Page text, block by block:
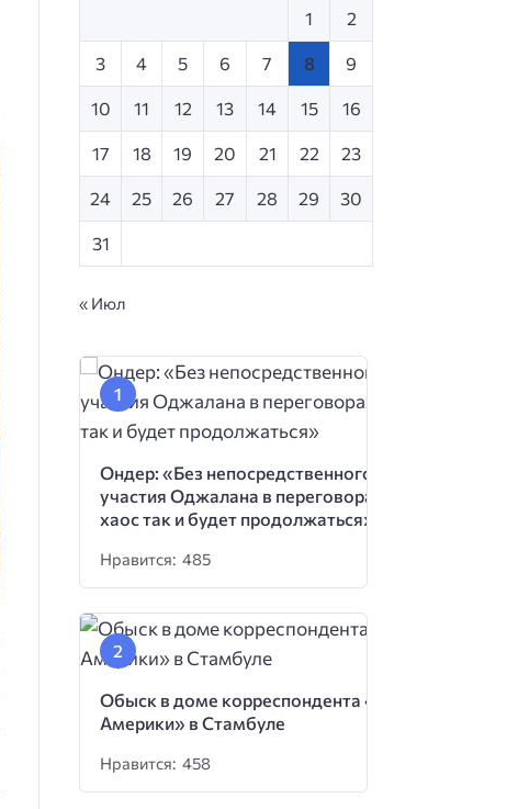
1 2
3 4 5 6 7 8 9
10 11 12 13 14 15 16
17 18 19 20 21 22 23
24 25 26 27 28 29 30
31
« Июл
Ондер: «Без непосредственного
участия Оджалана в переговорах
хаос так и будет продолжаться»
Нравится: 485
Обыск в доме корреспондента «Голоса
Америки» в Стамбуле
Нравится: 458